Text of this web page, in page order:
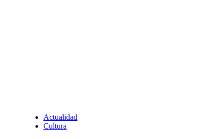
Actualidad
Cultura